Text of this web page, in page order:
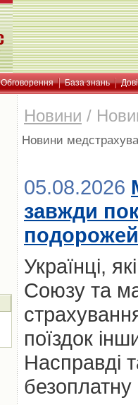
Обговорення База знань
Новини /
Новини
05.08.2026
завжди
Українці,
Союзу та
поїздок
Насправді